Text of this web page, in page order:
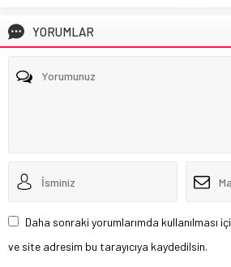
YORUMLAR
Daha sonraki yorumlarımda kullanılması
ve site adresim bu tarayıcıya kaydedilsin.